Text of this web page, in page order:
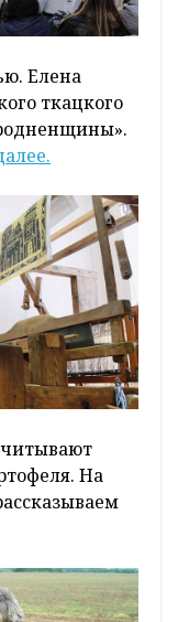
Елена
ткацкого
На